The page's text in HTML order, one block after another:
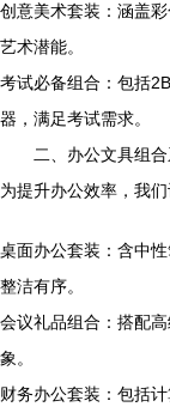
创意美术套装：涵盖
艺术潜能。
考试必备组合：包括
器，满足考试需求。
二、办公文具组合
为提升办公效率，我
桌面办公套装：含中
整洁有序。
会议礼品组合：搭配
象。
财务办公套装：包括